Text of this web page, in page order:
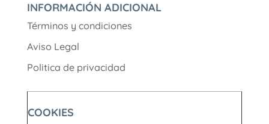
INFORMACIÓN ADICIONAL
Términos y condiciones
Aviso Legal
Politica de privacidad
COOKIES